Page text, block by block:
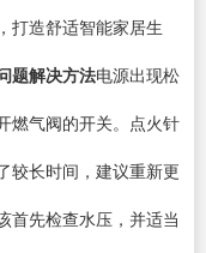
打造舒适智能家居生
题解决方法电源出现松
燃气阀的开关。点火针
较长时间，建议重新更
首先检查水压，并适当